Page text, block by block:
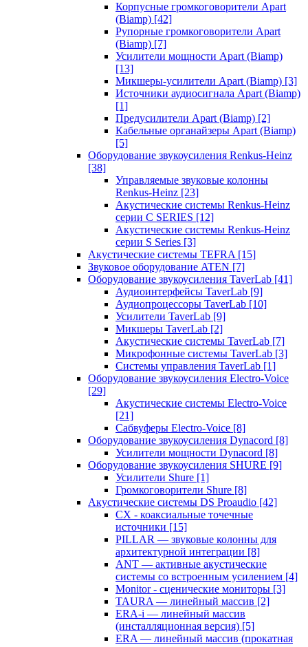
Корпусные громкоговорители Apart
(Biamp) [42]
Рупорные громкоговорители Apart
(Biamp) [7]
Усилители мощности Apart (Biamp)
[13]
Микшеры-усилители Apart (Biamp) [3]
Источники аудиосигнала Apart (Biamp)
[1]
Предусилители Apart (Biamp) [2]
Кабельные органайзеры Apart (Biamp)
[5]
Оборудование звукоусиления Renkus-Heinz
[38]
Управляемые звуковые колонны
Renkus-Heinz [23]
Акустические системы Renkus-Heinz
серии C SERIES [12]
Акустические системы Renkus-Heinz
серии S Series [3]
Акустические системы TEFRA [15]
Звуковое оборудование ATEN [7]
Оборудование звукоусиления TaverLab [41]
Аудиоинтерфейсы TaverLab [9]
Аудиопроцессоры TaverLab [10]
Усилители TaverLab [9]
Микшеры TaverLab [2]
Акустические системы TaverLab [7]
Микрофонные системы TaverLab [3]
Системы управления TaverLab [1]
Оборудование звукоусиления Electro-Voice
[29]
Акустические системы Electro-Voice
[21]
Сабвуферы Electro-Voice [8]
Оборудование звукоусиления Dynacord [8]
Усилители мощности Dynacord [8]
Оборудование звукоусиления SHURE [9]
Усилители Shure [1]
Громкоговорители Shure [8]
Акустические системы DS Proaudio [42]
CX - коаксиальные точечные
источники [15]
PILLAR — звуковые колонны для
архитектурной интеграции [8]
ANT — активные акустические
системы со встроенным усилением [4]
Monitor - сценические мониторы [3]
TAURA — линейный массив [2]
ERA-i — линейный массив
(инсталляционная версия) [5]
ERA — линейный массив (прокатная